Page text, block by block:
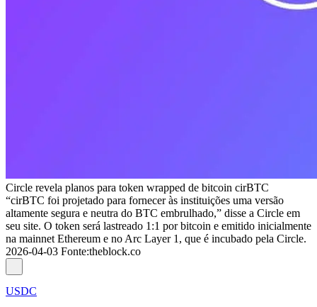
Circle revela planos para token wrapped de bitcoin cirBTC
“cirBTC foi projetado para fornecer às instituições uma versão
altamente segura e neutra do BTC embrulhado,” disse a Circle em
seu site. O token será lastreado 1:1 por bitcoin e emitido inicialmente
na mainnet Ethereum e no Arc Layer 1, que é incubado pela Circle.
2026-04-03 Fonte:theblock.co
USDC